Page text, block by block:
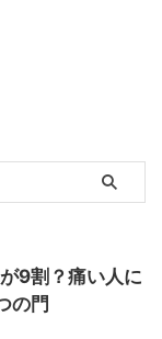
9割？痛い人に
の門